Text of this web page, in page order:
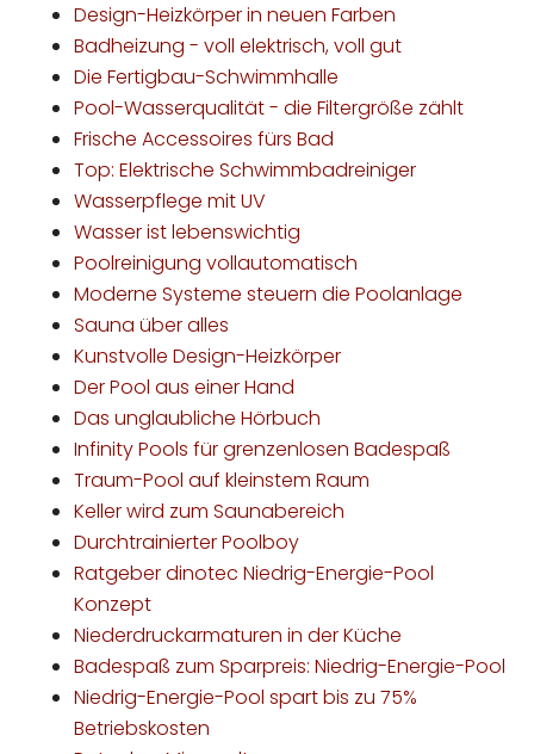
Design-Heizkörper in neuen Farben
Badheizung - voll elektrisch, voll gut
Die Fertigbau-Schwimmhalle
Pool-Wasserqualität - die Filtergröße zählt
Frische Accessoires fürs Bad
Top: Elektrische Schwimmbadreiniger
Wasserpflege mit UV
Wasser ist lebenswichtig
Poolreinigung vollautomatisch
Moderne Systeme steuern die Poolanlage
Sauna über alles
Kunstvolle Design-Heizkörper
Der Pool aus einer Hand
Das unglaubliche Hörbuch
Infinity Pools für grenzenlosen Badespaß
Traum-Pool auf kleinstem Raum
Keller wird zum Saunabereich
Durchtrainierter Poolboy
Ratgeber dinotec Niedrig-Energie-Pool
Konzept
Niederdruckarmaturen in der Küche
Badespaß zum Sparpreis: Niedrig-Energie-Pool
Niedrig-Energie-Pool spart bis zu 75%
Betriebskosten